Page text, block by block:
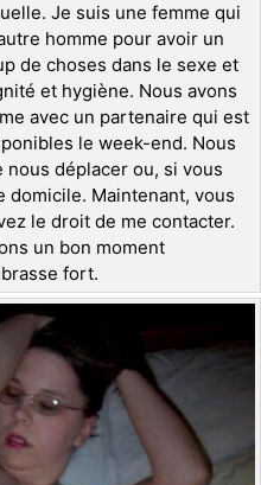
Je suis une femme qui
homme pour avoir un
de choses dans le sexe et
et hygiène. Nous avons
avec un partenaire qui est
le week-end. Nous
déplacer ou, si vous
domicile. Maintenant, vous
le droit de me contacter.
un bon moment
fort.